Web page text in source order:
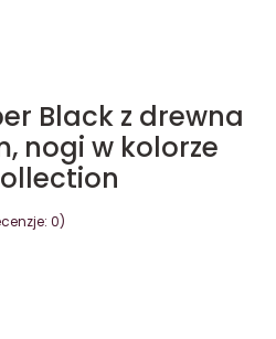
Black z drewna
nogi w kolorze
0)